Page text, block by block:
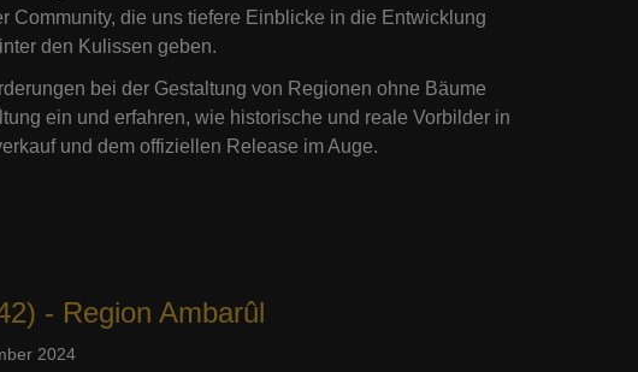
Community, die uns tiefere Einblicke in die Entwicklung
den Kulissen geben.
bei der Gestaltung von Regionen ohne Bäume
ein und erfahren, wie historische und reale Vorbilder in
und dem offiziellen Release im Auge.
- Region Ambarûl
2024